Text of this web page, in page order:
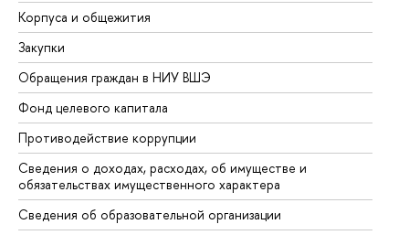
Корпуса и общежития
Закупки
Обращения граждан в НИУ ВШЭ
Фонд целевого капитала
Противодействие коррупции
Сведения о доходах, расходах, об имуществе и
обязательствах имущественного характера
Сведения об образовательной организации